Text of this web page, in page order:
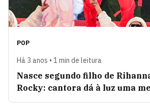
POP
Há 3 anos • 1 min de leitura
Nasce segundo filho de
Rocky: cantora dá à luz uma